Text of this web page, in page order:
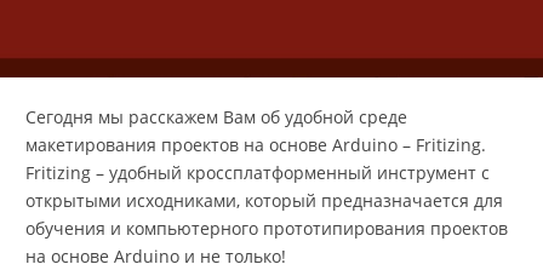
Сегодня мы расскажем Вам об удобной среде
макетирования проектов на основе Arduino – Fritizing.
Fritizing – удобный кроссплатформенный инструмент с
открытыми исходниками, который предназначается для
обучения и компьютерного прототипирования проектов
на основе Arduino и не только!